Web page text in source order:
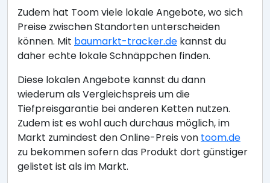
Zudem hat Toom viele lokale Angebote, wo sich
Preise zwischen Standorten unterscheiden
können. Mit baumarkt-tracker.de kannst du
daher echte lokale Schnäppchen finden.
Diese lokalen Angebote kannst du dann
wiederum als Vergleichspreis um die
Tiefpreisgarantie bei anderen Ketten nutzen.
Zudem ist es wohl auch durchaus möglich, im
Markt zumindest den Online-Preis von toom.de
zu bekommen sofern das Produkt dort günstiger
gelistet ist als im Markt.